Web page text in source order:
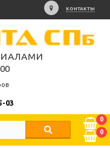
КОНТАКТЫ
00
03
0
0